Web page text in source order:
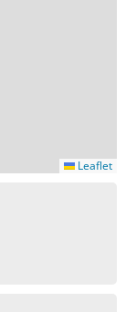
Leaflet